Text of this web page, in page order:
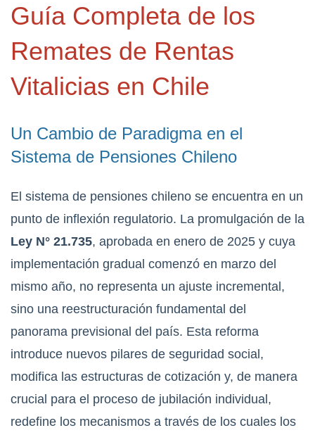
Guía Completa de los
Remates de Rentas
Vitalicias en Chile
Un Cambio de Paradigma en el
Sistema de Pensiones Chileno
El sistema de pensiones chileno se encuentra en un
punto de inflexión regulatorio. La promulgación de la
Ley N° 21.735, aprobada en enero de 2025 y cuya
implementación gradual comenzó en marzo del
mismo año, no representa un ajuste incremental,
sino una reestructuración fundamental del
panorama previsional del país. Esta reforma
introduce nuevos pilares de seguridad social,
modifica las estructuras de cotización y, de manera
crucial para el proceso de jubilación individual,
redefine los mecanismos a través de los cuales los